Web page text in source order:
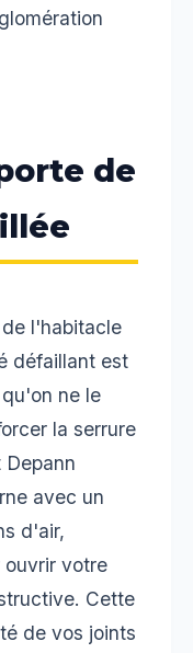
de
l'habitacle
défaillant est
ne le
la serrure
avec un
d'air,
ouvrir votre
Cette
de vos joints